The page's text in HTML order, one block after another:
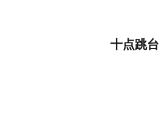
十点跳